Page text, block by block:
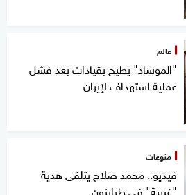
عالم
"الموساد" يطيح بقيادات بعد فشل
عملية استهداف لإيران
منوعات
فيديو.. محمد صلاح يتلقى هدية
"غريبة" في طرابزون